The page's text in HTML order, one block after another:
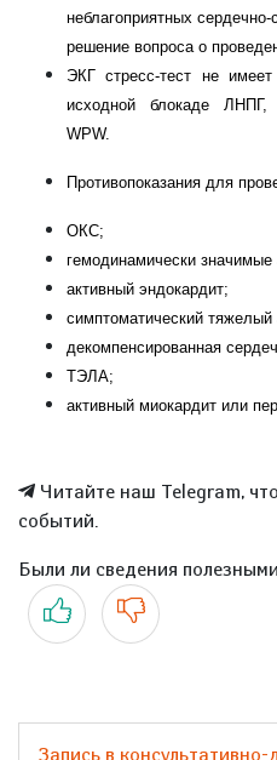
неблагоприятных сердечно-
решение вопроса о
ЭКГ стресс-тест не имеет
исходной блокаде ЛНПГ,
WPW.
Противопоказания для
ОКС;
гемодинамически значимые
активный эндокардит;
симптоматический тяжелый
декомпенсированная
ТЭЛА;
активный миокардит или
Читайте наш Telegram,
событий.
Были ли сведения
Да Нет
Запись в консультативно-